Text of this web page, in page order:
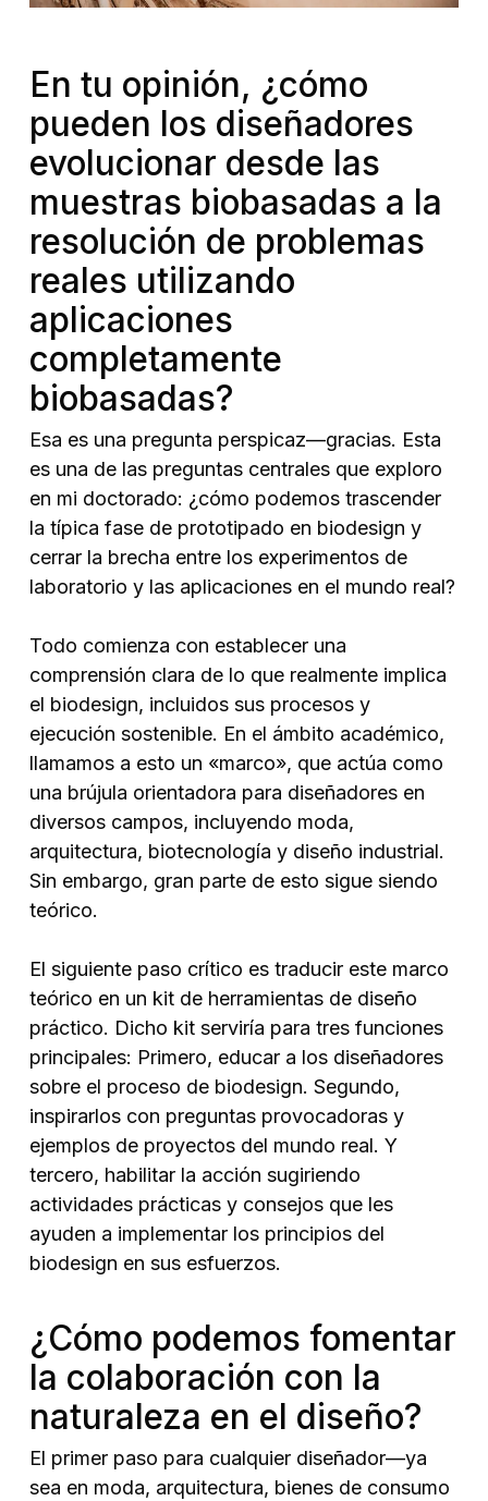
En tu opinión, ¿cómo
pueden los diseñadores
evolucionar desde las
muestras biobasadas a la
resolución de problemas
reales utilizando
aplicaciones
completamente
biobasadas?
Esa es una pregunta perspicaz—gracias. Esta
es una de las preguntas centrales que exploro
en mi doctorado: ¿cómo podemos trascender
la típica fase de prototipado en biodesign y
cerrar la brecha entre los experimentos de
laboratorio y las aplicaciones en el mundo real?
Todo comienza con establecer una
comprensión clara de lo que realmente implica
el biodesign, incluidos sus procesos y
ejecución sostenible. En el ámbito académico,
llamamos a esto un «marco», que actúa como
una brújula orientadora para diseñadores en
diversos campos, incluyendo moda,
arquitectura, biotecnología y diseño industrial.
Sin embargo, gran parte de esto sigue siendo
teórico.
El siguiente paso crítico es traducir este marco
teórico en un kit de herramientas de diseño
práctico. Dicho kit serviría para tres funciones
principales: Primero, educar a los diseñadores
sobre el proceso de biodesign. Segundo,
inspirarlos con preguntas provocadoras y
ejemplos de proyectos del mundo real. Y
tercero, habilitar la acción sugiriendo
actividades prácticas y consejos que les
ayuden a implementar los principios del
biodesign en sus esfuerzos.
¿Cómo podemos fomentar
la colaboración con la
naturaleza en el diseño?
El primer paso para cualquier diseñador—ya
sea en moda, arquitectura, bienes de consumo